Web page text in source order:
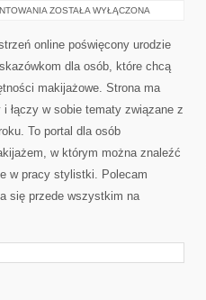
TRENDY
ZOSTAŁA WYŁĄCZONA
online poświęcony urodzie
dla osób, które chcą
makijażowe. Strona ma
łączy w sobie tematy związane z
To portal dla osób
w którym można znaleźć
w pracy stylistki. Polecam
się przede wszystkim na